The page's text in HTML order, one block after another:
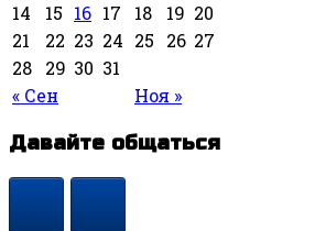
« Сен Ноя »
14
15 16 17 18 19 20
21
22 23 24 25 26 27
28
29 30 31
Давайте общаться